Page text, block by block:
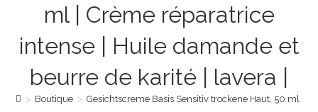
ml | Crème réparatrice
intense | Huile damande et
beurre de karité | lavera |
> Boutique > Gesichtscreme Basis Sensitiv trockene Haut, 50 ml |